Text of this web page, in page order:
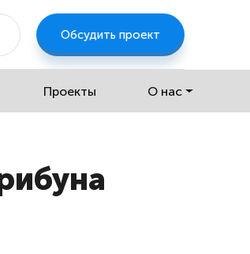
Обсудить проект
Проекты О нас